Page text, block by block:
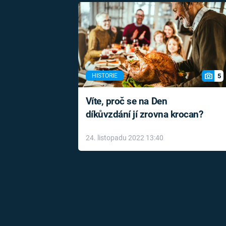
HISTORIE 5
Víte, proč se na Den
díkůvzdání jí zrovna krocan?
24. listopadu 2022 13:40